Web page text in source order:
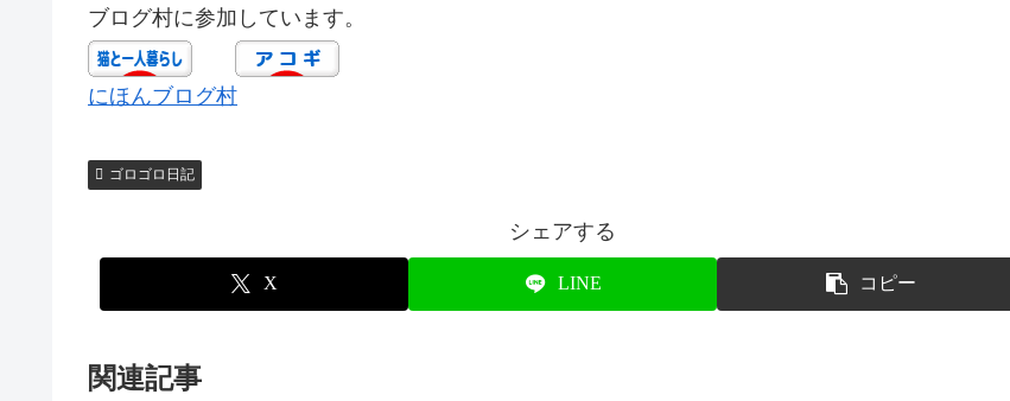
ブログ村に参加しています。
にほんブログ村
ゴロゴロ日記
シェアする
X LINE コピー
関連記事